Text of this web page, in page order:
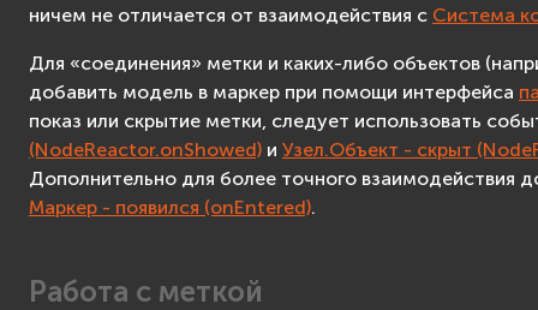
Расстояние
Аудиоузел
Таймер
Переключатель
Сценарий
Создание приложений
Advanced API Reference
ничем не отличается от взаимодействия с Система
Для «соединения» метки и каких-либо объектов
добавить модель в маркер при помощи интерфейса
показ или скрытие метки, следует использовать
(NodeReactor.onShowed) и Узел.Объект - скрыт
Дополнительно для более точного взаимодействия
Маркер - появился (onEntered).
Работа с меткой